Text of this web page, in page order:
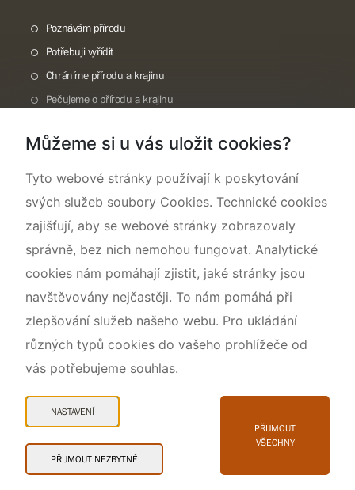
Poznávám přírodu
Potřebuji vyřídit
Chráníme přírodu a krajinu
Pečujeme o přírodu a krajinu
O nás
Snadné čtení
© 2026 AOPK ČR
Můžeme si u vás uložit cookies?
Tyto webové stránky používají k poskytování
svých služeb soubory Cookies. Technické cookies
zajišťují, aby se webové stránky zobrazovaly
správně, bez nich nemohou fungovat. Analytické
cookies nám pomáhají zjistit, jaké stránky jsou
navštěvovány nejčastěji. To nám pomáhá při
zlepšování služeb našeho webu. Pro ukládání
různých typů cookies do vašeho prohlížeče od
vás potřebujeme souhlas.
NASTAVENÍ
PŘIJMOUT NEZBYTNÉ
PŘIJMOUT
VŠECHNY